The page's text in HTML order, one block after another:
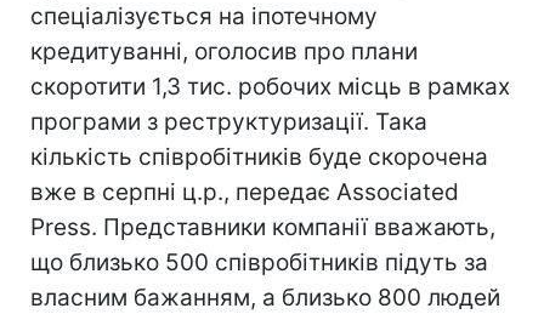
спеціалізується на іпотечному
кредитуванні, оголосив про плани
скоротити 1,3 тис. робочих місць в рамках
програми з реструктуризації. Така
кількість співробітників буде скорочена
вже в серпні ц.р., передає Associated
Press. Представники компанії вважають,
що близько 500 співробітників підуть за
власним бажанням, а близько 800 людей